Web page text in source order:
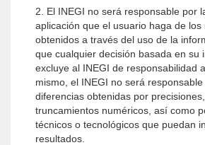
2. El INEGI no será responsable por
aplicación que el usuario haga de los
obtenidos a través del uso de la
que cualquier decisión basada en su
excluye al INEGI de responsabilidad
mismo, el INEGI no será
diferencias obtenidas por
truncamientos numéricos, así como
técnicos o tecnológicos que puedan
resultados.